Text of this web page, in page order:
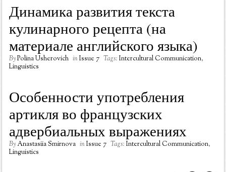
Динамика развития текста
кулинарного рецепта (на
материале английского языка)
ByPolina Usherovich inIssue 7 Tags: Intercultural Communication,
Linguistics
Особенности употребления
артикля во французских
адвербиальных выражениях
By Anastasiia Smirnova inIssue 7 Tags: Intercultural Communication,
Linguistics